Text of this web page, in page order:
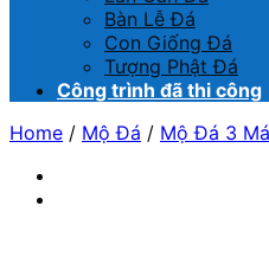
Bàn Lễ Đá
Con Giống Đá
Tượng Phật Đá
Công trình đã thi công
Home / Mộ Đá / Mộ Đá 3